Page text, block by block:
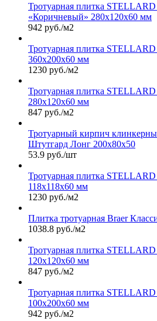
Тротуарная плитка
«Коричневый» 280х120х60 мм
942 руб./м2
Тротуарная плитка
360х200х60 мм
1230 руб./м2
Тротуарная плитка
280х120х60 мм
847 руб./м2
Тротуарный кирпич
Штутгард Лонг 200х80х50
53.9 руб./шт
Тротуарная плитка
118х118х60 мм
1230 руб./м2
Плитка тротуарная Braer
1038.8 руб./м2
Тротуарная плитка
120х120х60 мм
847 руб./м2
Тротуарная плитка
100х200х60 мм
942 руб./м2